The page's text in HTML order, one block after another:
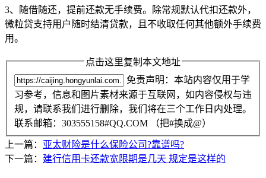
3、随借随还，提前还款无手续费。除常规默认代扣还款外，
微粒贷支持用户随时结清贷款，且不收取任何其他额外手续费
用。
点击这里复制本文地址
免责声明：本站内容仅用于学
习参考，信息和图片素材来源于互联网，如内容侵权与违
规，请联系我们进行删除，我们将在三个工作日内处理。
联系邮箱：303555158#QQ.COM （把#换成@）
上一篇： 亚太财险是什么保险公司?靠谱吗?
下一篇： 建行信用卡还款宽限期是几天 规定是这样的